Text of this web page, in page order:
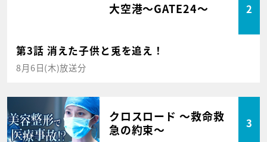
大空港～GATE24～ 2
第3話 消えた子供と兎を追え！
8月6日(木)放送分
クロスロード ～救命救
急の約束～
3